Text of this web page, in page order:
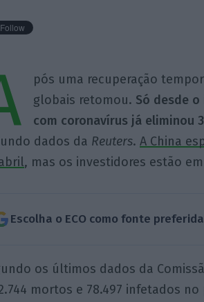
pós uma recuperação
globais retomou. Só desde
com coronavírus já eliminou
dados da Reuters. A China
, mas os investidores estão
Escolha o ECO como fonte
os últimos dados da
mortos e 78.497 infetados